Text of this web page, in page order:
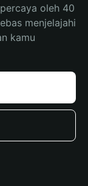
oleh 40
menjelajahi
kamu